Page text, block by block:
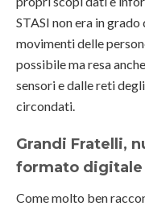
STASI non era in
movimenti delle
possibile ma resa
sensori e dalle reti
circondati.
Grandi Fratelli,
formato digitale
Come molto ben